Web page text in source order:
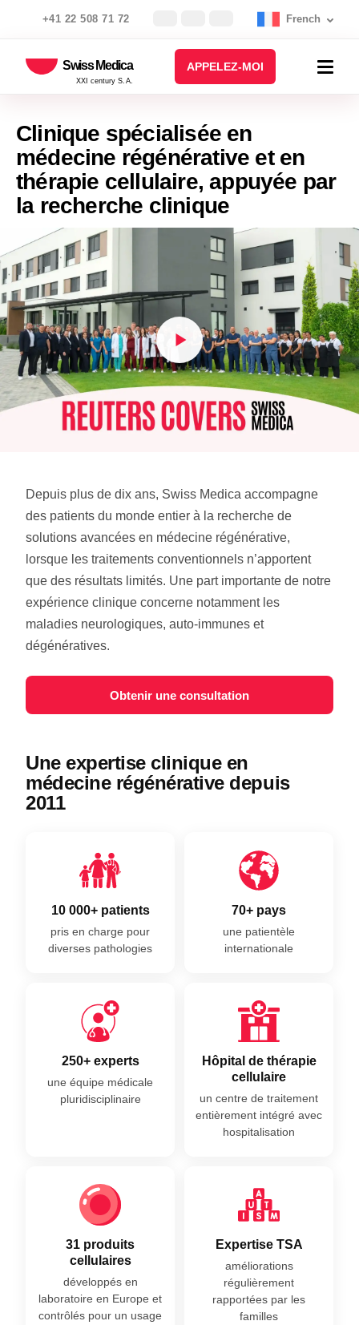
+41 22 508 71 72 French
Swiss Medica
XXI century S.A.
APPELEZ-MOI
Clinique spécialisée en
médecine régénérative et en
thérapie cellulaire, appuyée par
la recherche clinique
Depuis plus de dix ans, Swiss Medica accompagne
des patients du monde entier à la recherche de
solutions avancées en médecine régénérative,
lorsque les traitements conventionnels n’apportent
que des résultats limités. Une part importante de notre
expérience clinique concerne notamment les
maladies neurologiques, auto-immunes et
dégénératives.
Obtenir une consultation
Une expertise clinique en
médecine régénérative depuis
2011
10 000+ patients
pris en charge pour
diverses pathologies
70+ pays
une patientèle
internationale
250+ experts
une équipe médicale
pluridisciplinaire
Hôpital de thérapie
cellulaire
un centre de traitement
entièrement intégré avec
hospitalisation
31 produits
cellulaires
développés en
laboratoire en Europe et
contrôlés pour un usage
Expertise TSA
améliorations
régulièrement
rapportées par les
familles